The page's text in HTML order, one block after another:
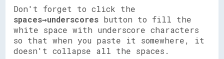
Don't forget to click the
spaces→underscores button to fill the
white space with underscore characters
so that when you paste it somewhere, it
doesn't collapse all the spaces.